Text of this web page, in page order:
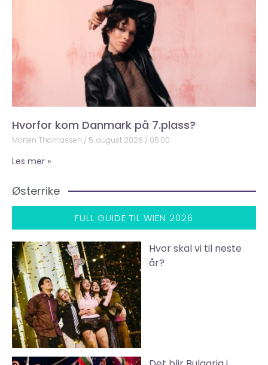
Hvorfor kom Danmark på 7.plass?
Morten Thomassen 5. august 2026 05:00
Les mer »
Østerrike
FULL GUIDE TIL WIEN 2026
Hvor skal vi til neste
år?